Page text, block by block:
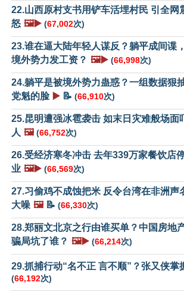
22.山西原村支书用铲车活埋村民 引全网
怒 🖼️▶️ (67,002次)
23.谁在逼大陆年轻人谋反？躺平成间谍，
境外势力发工资？ 🖼️▶️ (66,998次)
24.躺平是被境外势力蛊惑？一组数据狠
党魁的脸 ▶️ 📝 (66,910次)
25.昆明遭强冰雹袭击 如末日灾难般场面
人 🖼️ (66,752次)
26.受经济寒冬冲击 去年339万家餐饮店
业 🖼️▶️ (66,569次)
27.习偷鸡不成蚀把米 反令台湾在非洲声
大噪 🖼️📝 (66,330次)
28.郑丽文北京之行由谁买单？中国房地
骗局坑了谁？ 🖼️▶️ (66,214次)
29.抓捕行动“名不正 言不顺”？张又侠掌
(66,192次)